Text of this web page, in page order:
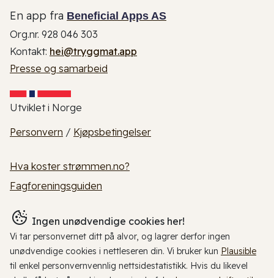
En app fra Beneficial Apps AS
Org.nr. 928 046 303
Kontakt: hei@tryggmat.app
Presse og samarbeid
Utviklet i Norge
Personvern / Kjøpsbetingelser
Hva koster strømmen.no?
Fagforeningsguiden
Ingen unødvendige cookies her!
Vi tar personvernet ditt på alvor, og lagrer derfor ingen
unødvendige cookies i nettleseren din. Vi bruker kun Plausible
til enkel personvernvennlig nettsidestatistikk. Hvis du likevel